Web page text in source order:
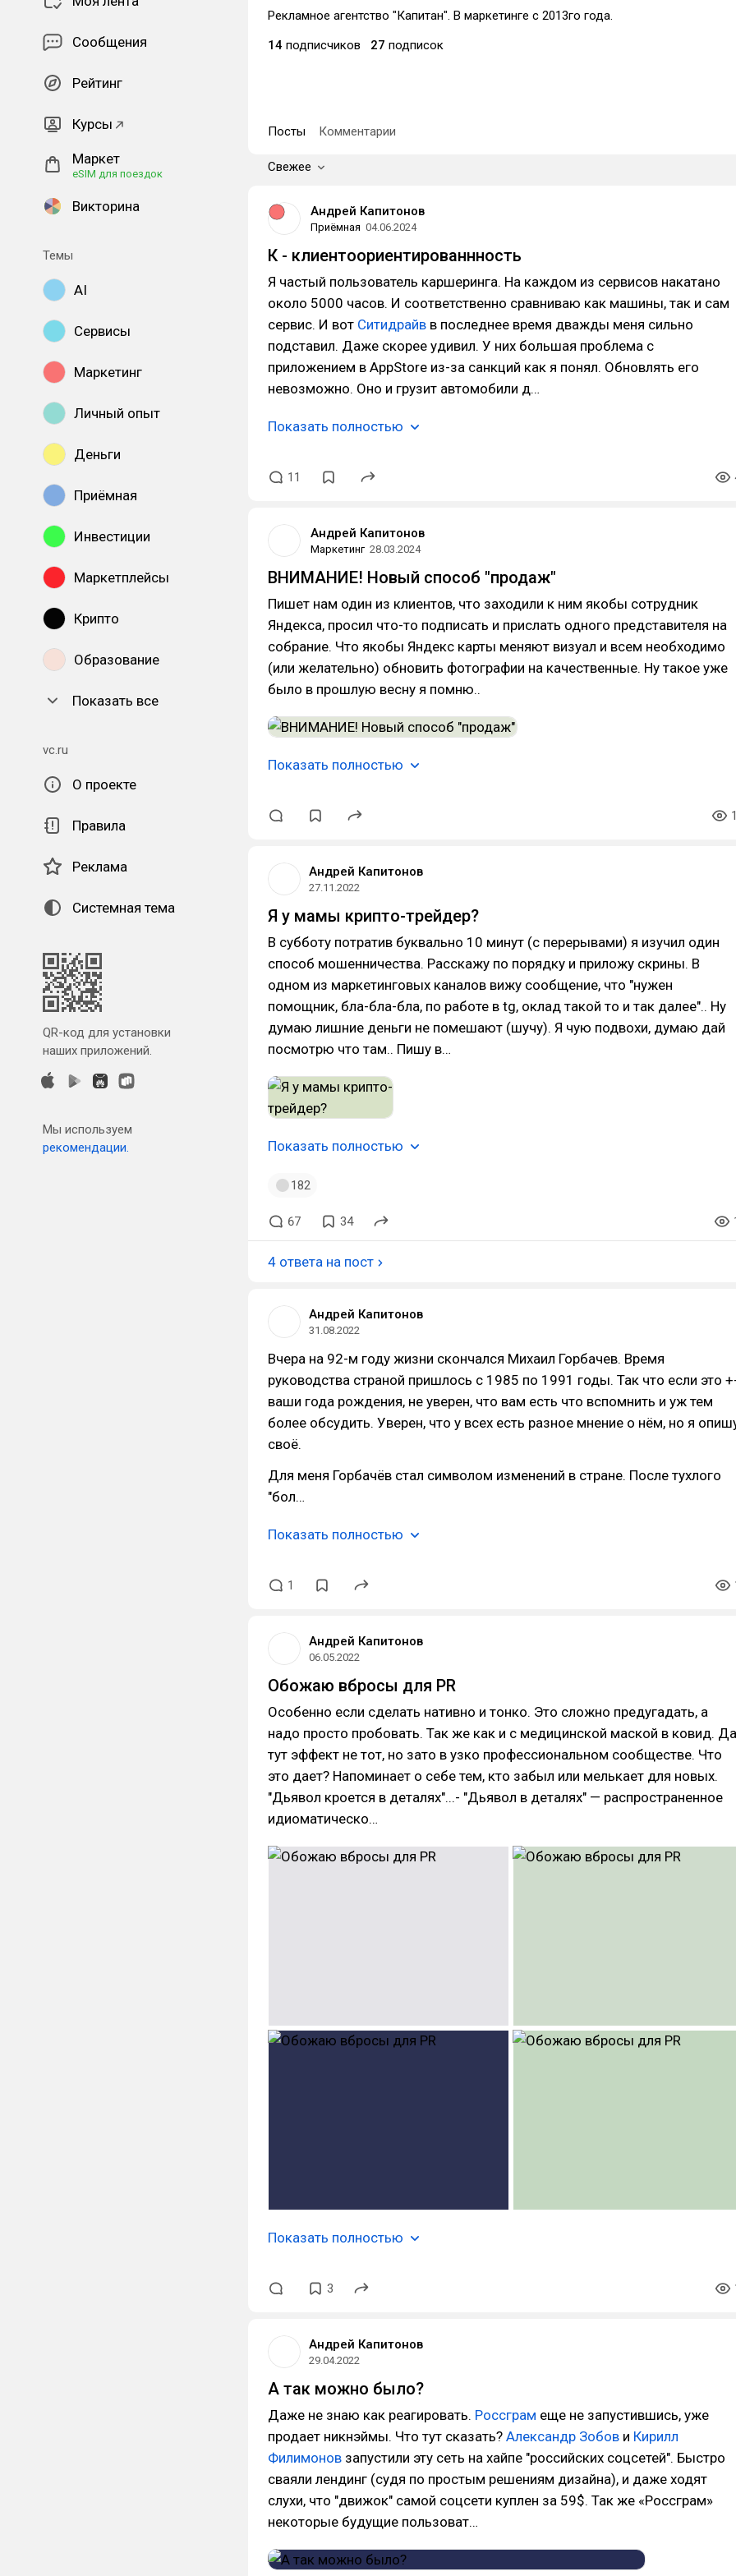
Сообщения
Рейтинг
Курсы
Маркет
eSIM для поездок
Викторина
Темы
AI
Сервисы
Маркетинг
Личный опыт
Деньги
Приёмная
Инвестиции
Маркетплейсы
Крипто
Образование
Показать все
vc.ru
О проекте
Правила
Реклама
Системная тема
QR-код для установки
наших приложений.
Мы используем
рекомендации.
Рекламное агентство "Капитан". В маркетинге с 2013го года.
14 подписчиков 27 подписок
Посты Комментарии
Свежее
Андрей Капитонов
Приёмная 04.06.2024
К - клиентоориентированнность
Я частый пользователь каршеринга. На каждом из сервисов накатано
около 5000 часов. И соответственно сравниваю как машины, так и сам
сервис. И вот Ситидрайв в последнее время дважды меня сильно
подставил. Даже скорее удивил. У них большая проблема с
приложением в AppStore из-за санкций как я понял. Обновлять его
невозможно. Оно и грузит автомобили д…
Показать полностью
11
Андрей Капитонов
Маркетинг 28.03.2024
ВНИМАНИЕ! Новый способ "продаж"
Пишет нам один из клиентов, что заходили к ним якобы сотрудник
Яндекса, просил что-то подписать и прислать одного представителя на
собрание. Что якобы Яндекс карты меняют визуал и всем необходимо
(или желательно) обновить фотографии на качественные. Ну такое уже
было в прошлую весну я помню..
Показать полностью
Андрей Капитонов
27.11.2022
Я у мамы крипто-трейдер?
В субботу потратив буквально 10 минут (с перерывами) я изучил один
способ мошенничества. Расскажу по порядку и приложу скрины. В
одном из маркетинговых каналов вижу сообщение, что "нужен
помощник, бла-бла-бла, по работе в tg, оклад такой то и так далее".. Ну
думаю лишние деньги не помешают (шучу). Я чую подвохи, думаю дай
посмотрю что там.. Пишу в…
Показать полностью
182
67 34
4 ответа на пост
Андрей Капитонов
31.08.2022
Вчера на 92-м году жизни скончался Михаил Горбачев. Время
руководства страной пришлось с 1985 по 1991 годы. Так что если это
ваши года рождения, не уверен, что вам есть что вспомнить и уж тем
более обсудить. Уверен, что у всех есть разное мнение о нём, но я
своё.
Для меня Горбачёв стал символом изменений в стране. После тухлого
"бол…
Показать полностью
1
Андрей Капитонов
06.05.2022
Обожаю вбросы для PR
Особенно если сделать нативно и тонко. Это сложно предугадать, а
надо просто пробовать. Так же как и с медицинской маской в ковид. Да
тут эффект не тот, но зато в узко профессиональном сообществе. Что
это дает? Напоминает о себе тем, кто забыл или мелькает для новых.
"Дьявол кроется в деталях"...- "Дьявол в деталях" — распространенное
идиоматическо…
Показать полностью
3
Андрей Капитонов
29.04.2022
А так можно было?
Даже не знаю как реагировать. Россграм еще не запустившись, уже
продает никнэймы. Что тут сказать? Александр Зобов и Кирилл
Филимонов запустили эту сеть на хайпе "российских соцсетей". Быстро
сваяли лендинг (судя по простым решениям дизайна), и даже ходят
слухи, что "движок" самой соцсети куплен за 59$. Так же «Россграм»
некоторые будущие пользоват…